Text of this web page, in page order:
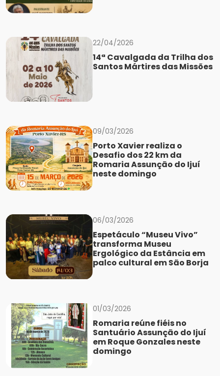
22/04/2026
14ª Cavalgada da Trilha dos
Santos Mártires das Missões
09/03/2026
Porto Xavier realiza o
Desafio dos 22 km da
Romaria Assunção do Ijuí
neste domingo
06/03/2026
Espetáculo “Museu Vivo”
transforma Museu
Ergológico da Estância em
palco cultural em São Borja
01/03/2026
Romaria reúne fiéis no
Santuário Assunção do Ijuí
em Roque Gonzales neste
domingo